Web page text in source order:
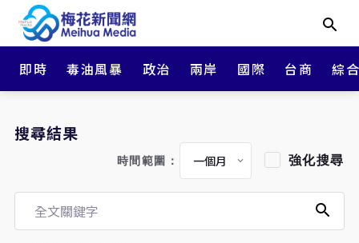
即時 毒油風暴 政治 兩岸 國際 台商 綜
搜尋結果
時間範圍： 強化搜尋